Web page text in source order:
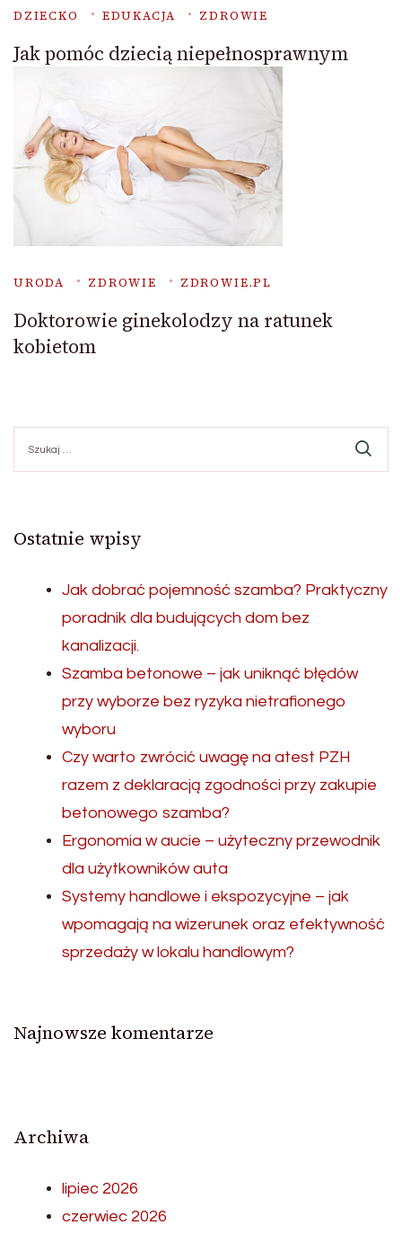
DZIECKO EDUKACJA ZDROWIE
Jak pomóc dziecią niepełnosprawnym
URODA ZDROWIE ZDROWIE.PL
Doktorowie ginekolodzy na ratunek
kobietom
Ostatnie wpisy
Jak dobrać pojemność szamba? Praktyczny
poradnik dla budujących dom bez
kanalizacji.
Szamba betonowe – jak uniknąć błędów
przy wyborze bez ryzyka nietrafionego
wyboru
Czy warto zwrócić uwagę na atest PZH
razem z deklaracją zgodności przy zakupie
betonowego szamba?
Ergonomia w aucie – użyteczny przewodnik
dla użytkowników auta
Systemy handlowe i ekspozycyjne – jak
wpomagają na wizerunek oraz efektywność
sprzedaży w lokalu handlowym?
Najnowsze komentarze
Archiwa
lipiec 2026
czerwiec 2026